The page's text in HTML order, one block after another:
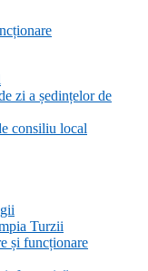
zi a ședințelor de
consiliu local
Turzii
și funcționare